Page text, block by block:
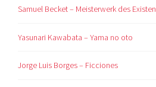
Samuel Becket – Meisterwerk des
Yasunari Kawabata – Yama no oto
Jorge Luis Borges – Ficciones